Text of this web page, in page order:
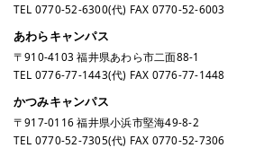
TEL 0770-52-6300(代) FAX 0770-52-6003
あわらキャンパス
〒910-4103 福井県あわら市二面88-1
TEL 0776-77-1443(代) FAX 0776-77-1448
かつみキャンパス
〒917-0116 福井県小浜市堅海49-8-2
TEL 0770-52-7305(代) FAX 0770-52-7306